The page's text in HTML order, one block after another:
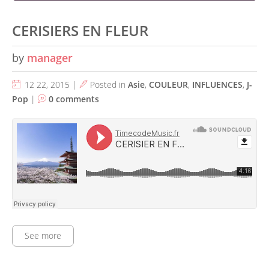
CERISIERS EN FLEUR
by manager
12 22, 2015 | Posted in Asie, COULEUR, INFLUENCES, J-
Pop | 0 comments
See more